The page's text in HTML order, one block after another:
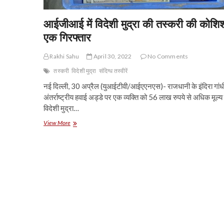
आईजीआई में विदेशी मुद्रा की तस्करी की
एक गिरफ्तार
Rakhi Sahu April 30, 2022
No Comments
तस्करी विदेशी मुद्रा संदिग्ध तस्वीरें
नई दिल्ली, 30 अप्रैल (युआईटीवी/आईएएनएस)- राजधानी के इंदिरा
अंतर्राष्ट्रीय हवाई अड्डे पर एक व्यक्ति को 56 लाख रुपये से अधिक मूल्य
विदेशी मुद्रा…
View Moreआईजीआई